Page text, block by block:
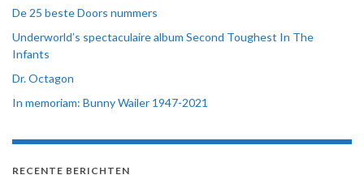
De 25 beste Doors nummers
Underworld’s spectaculaire album Second Toughest In The
Infants
Dr. Octagon
In memoriam: Bunny Wailer 1947-2021
RECENTE BERICHTEN